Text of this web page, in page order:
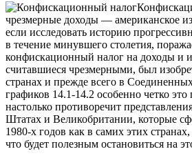
чрезмерные доходы — американское
если исследовать историю
в течение минувшего столетия,
конфискационный налог на доходы и
считавшиеся чрезмерными, был
странах и прежде всего в
графиков 14.1-14.2 особенно четко это
настолько противоречит
Штатах и Великобритании, которые
1980-х годов как в самих этих
что будет полезным остановиться на